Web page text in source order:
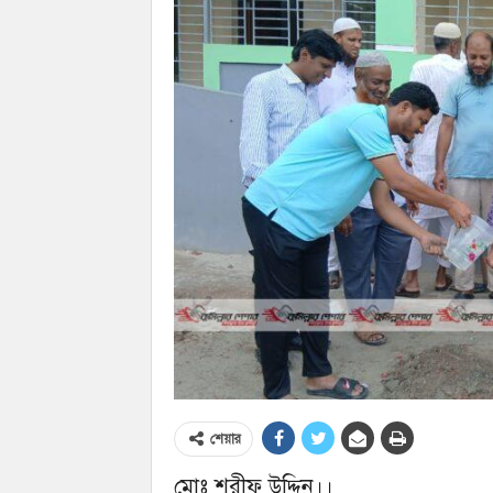
শেয়ার
মোঃ শরীফ উদ্দিন।।